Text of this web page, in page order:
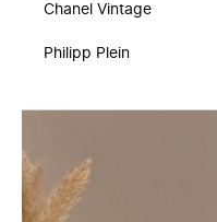
Chanel Vintage
Philipp Plein